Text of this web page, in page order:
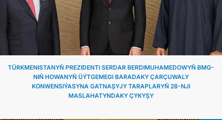
DIPLOMATIÝA
HEMIŞELIK BITARAPLYK
ARAGATNAŞYK
TÜRKMENISTANYŇ PREZIDENTI SERDAR BERDIMUHAMEDOWYŇ BMG-
NIŇ HOWANYŇ ÜÝTGEMEGI BARADAKY ÇARÇUWALY
KONWENSIÝASYNA GATNAŞYJY TARAPLARYŇ 28-NJI
MASLAHATYNDAKY ÇYKYŞY